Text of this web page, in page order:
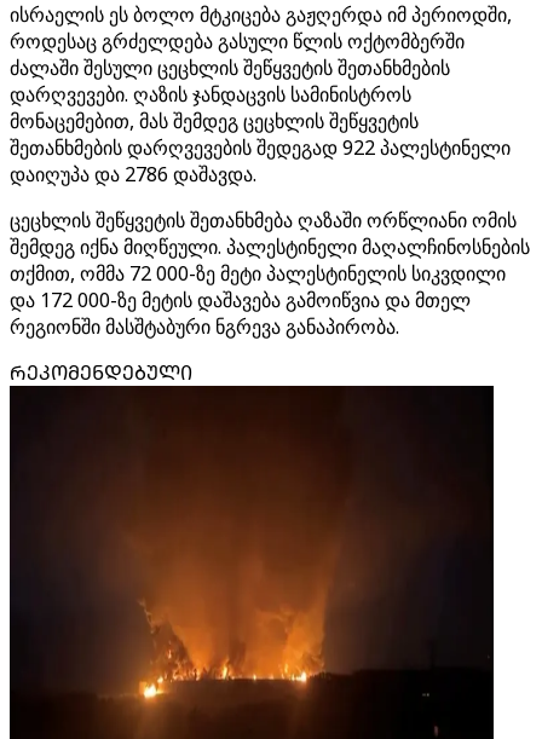
ისრაელის ეს ბოლო მტკიცება გაჟღერდა იმ პერიოდში,
როდესაც გრძელდება გასული წლის ოქტომბერში
ძალაში შესული ცეცხლის შეწყვეტის შეთანხმების
დარღვევები. ღაზის ჯანდაცვის სამინისტროს
მონაცემებით, მას შემდეგ ცეცხლის შეწყვეტის
შეთანხმების დარღვევების შედეგად 922 პალესტინელი
დაიღუპა და 2786 დაშავდა.
ცეცხლის შეწყვეტის შეთანხმება ღაზაში ორწლიანი ომის
შემდეგ იქნა მიღწეული. პალესტინელი მაღალჩინოსნების
თქმით, ომმა 72 000-ზე მეტი პალესტინელის სიკვდილი
და 172 000-ზე მეტის დაშავება გამოიწვია და მთელ
რეგიონში მასშტაბური ნგრევა განაპირობა.
ᲠᲔᲙᲝᲛᲔᲜᲓᲔᲑᲣᲚᲘ